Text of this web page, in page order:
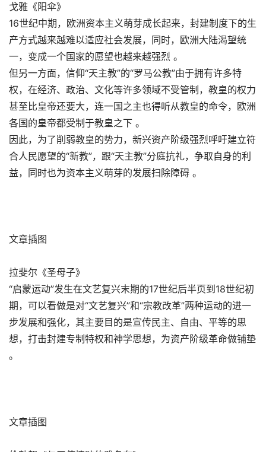
戈雅《阳伞》
16世纪中期，欧洲资本主义萌芽成长起来，封建制度下的生
产方式越来越难以适应社会发展，同时，欧洲大陆渴望统
一，变成一个国家的愿望也越来越强烈 。
但另一方面，信仰“天主教”的“罗马公教”由于拥有许多特
权，在经济、政治、文化等许多领域不受管制，教皇的权力
甚至比皇帝还要大，连一国之主也得听从教皇的命令，欧洲
各国的皇帝都受制于教皇之下 。
因此，为了削弱教皇的势力，新兴资产阶级强烈呼吁建立符
合人民愿望的“新教”，跟“天主教”分庭抗礼，争取自身的利
益，同时也为资本主义萌芽的发展扫除障碍 。
文章插图
拉斐尔《圣母子》
“启蒙运动”发生在文艺复兴末期的17世纪后半页到18世纪初
期，可以看做是对“文艺复兴”和“宗教改革”两种运动的进一
步发展和强化，其主要目的是宣传民主、自由、平等的思
想，打击封建专制特权和神学思想，为资产阶级革命做铺垫
。
文章插图